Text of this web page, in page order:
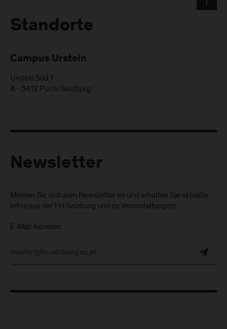
Standorte
Campus Urstein
Urstein Süd 1
A - 5412 Puch/Salzburg
Newsletter
Melden Sie sich zum Newsletter an und erhalten Sie aktuelle
Infos aus der FH Salzburg und zu Veranstaltungen!
E-Mail Adresse: